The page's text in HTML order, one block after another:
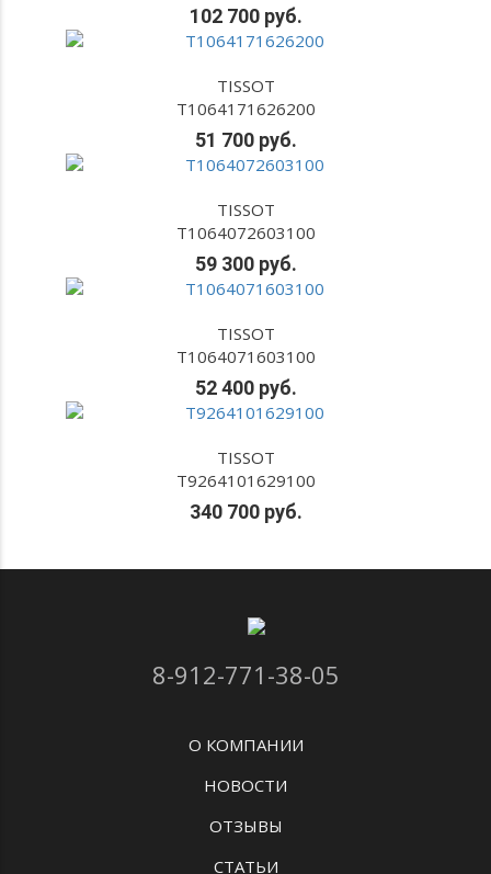
102 700 руб.
TISSOT
T1064171626200
51 700 руб.
TISSOT
T1064072603100
59 300 руб.
TISSOT
T1064071603100
52 400 руб.
TISSOT
T9264101629100
340 700 руб.
8-912-771-38-05
О КОМПАНИИ
НОВОСТИ
ОТЗЫВЫ
СТАТЬИ